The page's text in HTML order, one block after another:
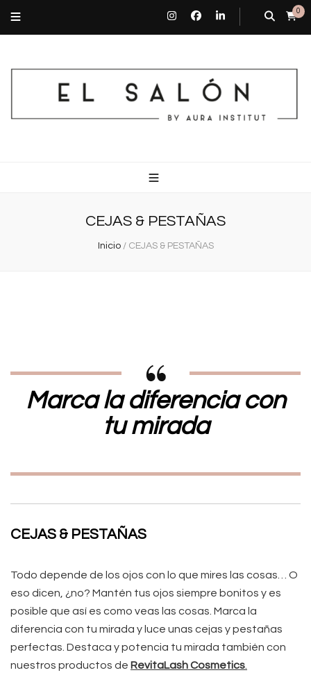
0
CEJAS & PESTAÑAS
Inicio / CEJAS & PESTAÑAS
Marca la diferencia con
tu mirada
CEJAS & PESTAÑAS
Todo depende de los ojos con lo que mires las cosas… O
eso dicen, ¿no? Mantén tus ojos siempre bonitos y es
posible que así es como veas las cosas. Marca la
diferencia con tu mirada y luce unas cejas y pestañas
perfectas. Destaca y potencia tu mirada también con
nuestros productos de RevitaLash Cosmetics.